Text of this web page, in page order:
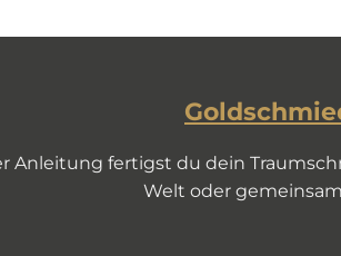
Anleitung fertigst du dein
Welt oder